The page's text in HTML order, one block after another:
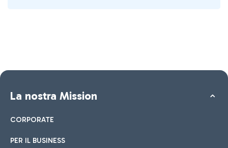
La nostra Mission
CORPORATE
PER IL BUSINESS